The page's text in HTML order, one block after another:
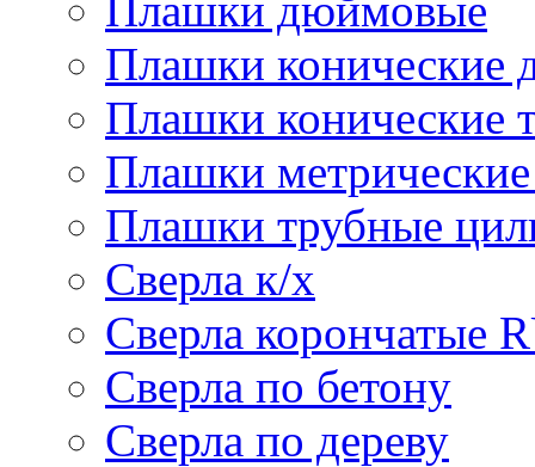
Плашки
Плашки конические
Плашки
Плашки трубные
Сверла к/х
Сверла корончатые
Сверла по бетону
Сверла по дереву